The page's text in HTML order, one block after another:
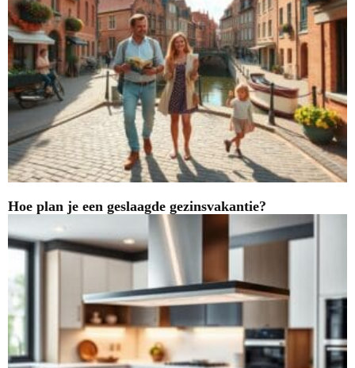
Hoe plan je een geslaagde gezinsvakantie?